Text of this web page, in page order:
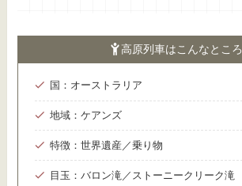
高原列車はこんなところ
国：オーストラリア
地域：ケアンズ
特徴：世界遺産／乗り物
目玉：バロン滝／ストーニークリーク滝